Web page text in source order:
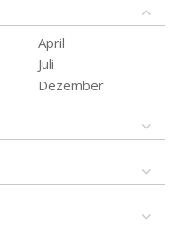
April
Juli
Dezember